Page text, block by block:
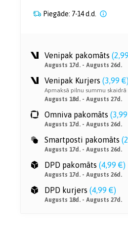
Piegāde: 7-14 d.d.
Venipak pakomāts (
Augusts 17d. - Augusts 26d.
Venipak Kurjers (3,99 €
Apmaksā pilnu summu
Augusts 18d. - Augusts 27d.
Omniva pakomāts (
Augusts 17d. - Augusts 26d.
Smartposti pakomāts (
Augusts 17d. - Augusts 26d.
DPD pakomāts (4,99 €)
Augusts 17d. - Augusts 26d.
DPD kurjers (4,99 €)
Augusts 18d. - Augusts 27d.